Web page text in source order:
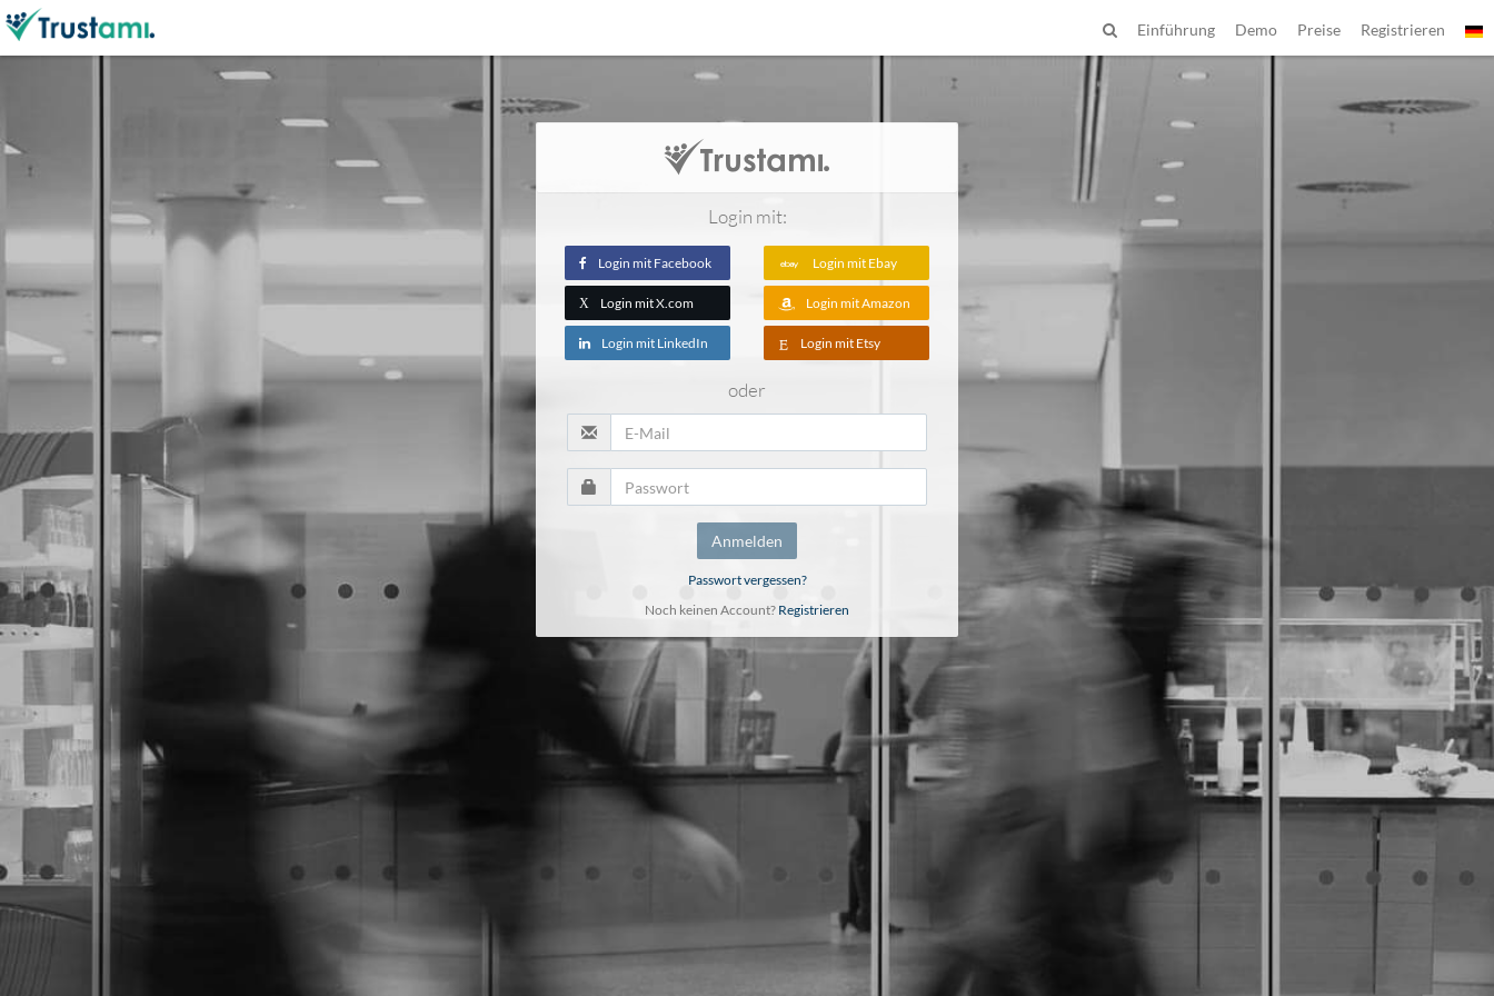
Registrieren
Preise
Demo
Einführung
Login mit:
Login mit Facebook Login mit Ebay
X Login mit X.com Login mit Amazon
Login mit LinkedIn Login mit Etsy
oder
Anmelden
Passwort vergessen?
Noch keinen Account? Registrieren